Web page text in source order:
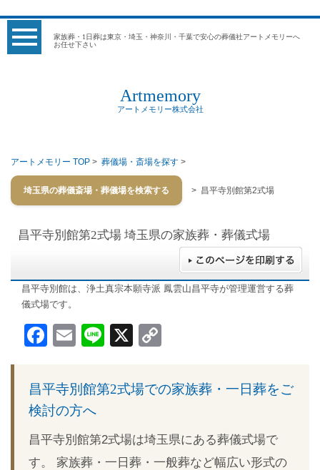
家族葬・1日葬は東京・埼玉・神奈川・千葉で安心の葬儀社アートメモリーへ
お任せ下さい
Artmemory
アートメモリー株式会社
アートメモリー TOP > 葬儀場・斎場を探す >
埼玉県の葬儀斎場・葬儀場を検索する > 昌平寺別館第2式場
昌平寺別館第2式場 埼玉県の家族葬・葬儀式場
昌平寺別館は、浄土真宗本願寺派 鳳雲山昌平寺が管理運営する葬
儀式場です。
Facebook
EmailLine
X
昌平寺別館第2式場での家族葬・一日葬をご
検討の方へ
昌平寺別館第2式場は埼玉県にある葬儀式場で
す。 家族葬・一日葬・一般葬など幅広い形式の